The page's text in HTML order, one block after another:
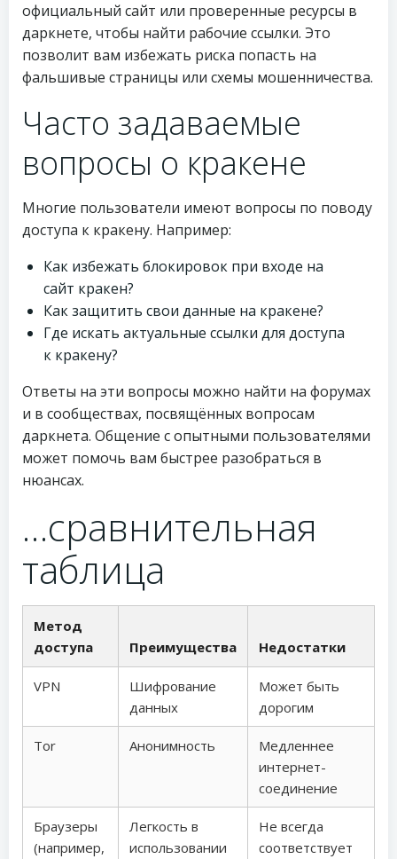
официальный сайт или проверенные ресурсы в
даркнете, чтобы найти рабочие ссылки. Это
позволит вам избежать риска попасть на
фальшивые страницы или схемы мошенничества.
Часто задаваемые
вопросы о кракене
Многие пользователи имеют вопросы по поводу
доступа к кракену. Например:
Как избежать блокировок при входе на
сайт кракен?
Как защитить свои данные на кракене?
Где искать актуальные ссылки для доступа
к кракену?
Ответы на эти вопросы можно найти на форумах
и в сообществах, посвящённых вопросам
даркнета. Общение с опытными пользователями
может помочь вам быстрее разобраться в
нюансах.
…сравнительная
таблица
Метод
доступа
Преимущества Недостатки
VPN
Шифрование
данных
Может быть
дорогим
Tor Анонимность
Медленнее
интернет-
соединение
Браузеры
(например,
Легкость в
использовании
Не всегда
соответствует